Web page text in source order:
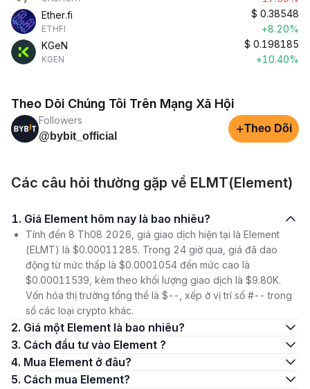
Ether.fi
ETHFI
$ 0.38548
+8.20%
KGeN
KGEN
$ 0.198185
+10.40%
Theo Dõi Chúng Tôi Trên Mạng Xã Hội
Followers
@bybit_official
+Theo Dõi
Các câu hỏi thường gặp về ELMT(Element)
1. Giá Element hôm nay là bao nhiêu?
Tính đến 8 Th08 2026, giá giao dịch hiện tại là Element
(ELMT) là $0.00011285. Trong 24 giờ qua, giá đã dao
động từ mức thấp là $0.0001054 đến mức cao là
$0.00011539, kèm theo khối lượng giao dịch là $9.80K.
Vốn hóa thị trường tổng thể là $--, xếp ở vị trí số #-- trong
số các loại crypto khác.
2. Giá một Element là bao nhiêu?
3. Cách đầu tư vào Element ?
4. Mua Element ở đâu?
5. Cách mua Element?